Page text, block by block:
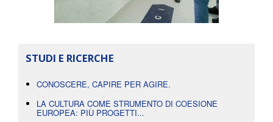
STUDI E RICERCHE
CONOSCERE, CAPIRE PER AGIRE.
LA CULTURA COME STRUMENTO DI COESIONE
EUROPEA: PIÙ PROGETTI...